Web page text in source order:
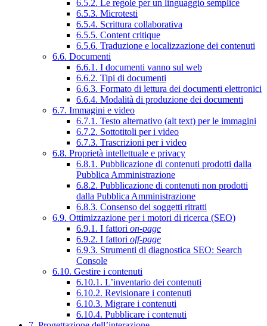
6.5.2. Le regole per un linguaggio semplice
6.5.3. Microtesti
6.5.4. Scrittura collaborativa
6.5.5. Content critique
6.5.6. Traduzione e localizzazione dei contenuti
6.6. Documenti
6.6.1. I documenti vanno sul web
6.6.2. Tipi di documenti
6.6.3. Formato di lettura dei documenti elettronici
6.6.4. Modalità di produzione dei documenti
6.7. Immagini e video
6.7.1. Testo alternativo (alt text) per le immagini
6.7.2. Sottotitoli per i video
6.7.3. Trascrizioni per i video
6.8. Proprietà intellettuale e privacy
6.8.1. Pubblicazione di contenuti prodotti dalla
Pubblica Amministrazione
6.8.2. Pubblicazione di contenuti non prodotti
dalla Pubblica Amministrazione
6.8.3. Consenso dei soggetti ritratti
6.9. Ottimizzazione per i motori di ricerca (SEO)
6.9.1. I fattori on-page
6.9.2. I fattori off-page
6.9.3. Strumenti di diagnostica SEO: Search
Console
6.10. Gestire i contenuti
6.10.1. L’inventario dei contenuti
6.10.2. Revisionare i contenuti
6.10.3. Migrare i contenuti
6.10.4. Pubblicare i contenuti